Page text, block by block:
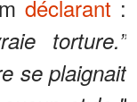
déclarant :
torture.”
se plaignait